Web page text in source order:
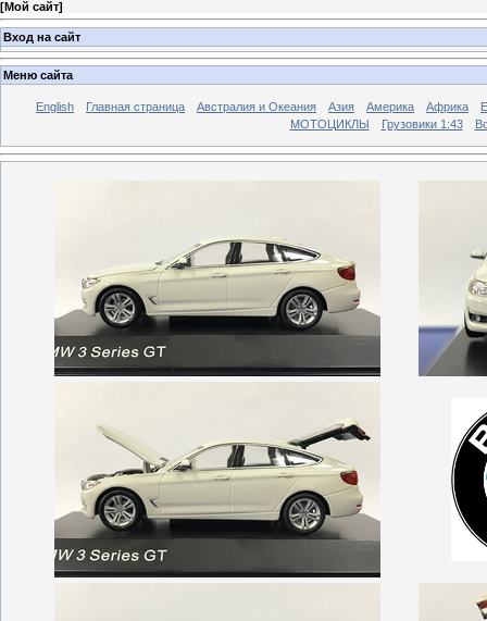
[Мой сайт]
Вход на сайт
Меню сайта
English Главная страница Австралия и Океания Азия Америка Африка
МОТОЦИКЛЫ
Грузовики 1:43